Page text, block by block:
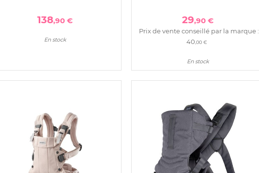
138,90 €
En stock
29,90 €
Prix de vente conseillé par la marque :
40 ,00 €
En stock